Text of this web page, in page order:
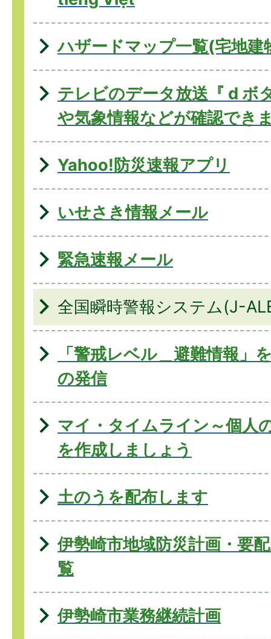
ハザードマップ一覧(宅地建
テレビのデータ放送『 d ボ
や気象情報などが確認でき
Yahoo!防災速報アプリ
いせさき情報メール
緊急速報メール
全国瞬時警報システム(J-
「警戒レベル＿避難情報」
の発信
マイ・タイムライン～個人
を作成しましょう
土のうを配布します
伊勢崎市地域防災計画・要
覧
伊勢崎市業務継続計画